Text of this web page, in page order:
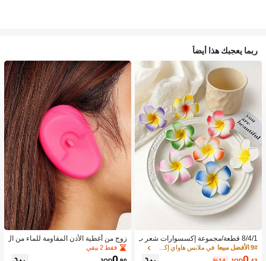
ربما يعجبك هذا أيضاً
8/4/1 قطعة/مجموعة إكسسوارات شعر ب
نقشة زهور استوائية، مشابك شعر بلومير
يا ملونة، مناسبة لعطلات الشاطئ والتص
9# الأفضل مبيعا في ملابس هاواي إكسسوارات
زوج من أغطية الأذن المقاومة للماء من ال
سيليكون لصبغ الشعر، أداة تصفيف الشع
ر في صالون الحلاقة
فقط 2 بيقي